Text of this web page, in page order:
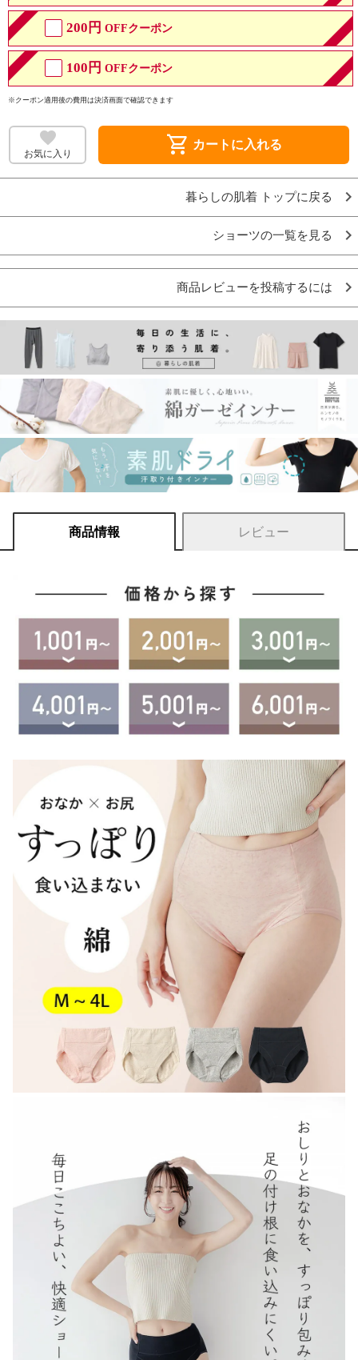
200円 OFFクーポン
100円 OFFクーポン
※クーポン適用後の費用は決済画面で確認できます
お気に入り shopping_cart カートに入れる
暮らしの肌着 トップに戻る
ショーツの一覧を見る
商品レビューを投稿するには
商品情報 レビュー